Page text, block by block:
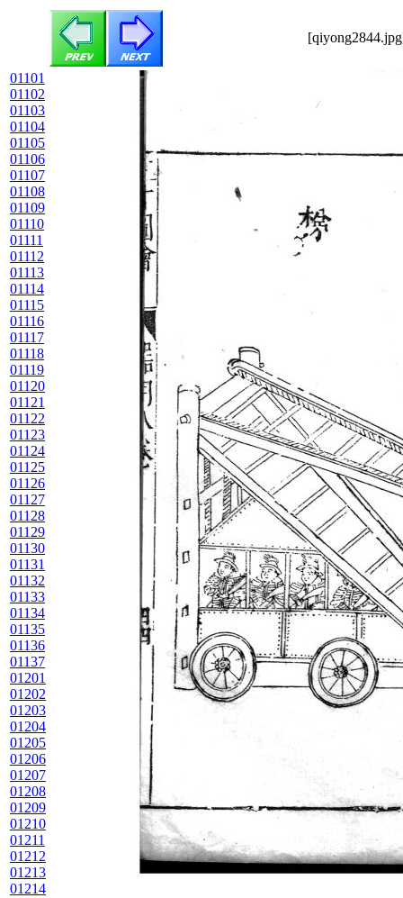
01101
01102
01103
01104
01105
01106
01107
01108
01109
01110
01111
01112
01113
01114
01115
01116
01117
01118
01119
01120
01121
01122
01123
01124
01125
01126
01127
01128
01129
01130
01131
01132
01133
01134
01135
01136
01137
01201
01202
01203
01204
01205
01206
01207
01208
01209
01210
01211
01212
01213
01214